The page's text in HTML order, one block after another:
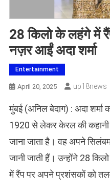
28 किलो के लहंगे में
नज़र आईं अदा शर्मा
Entertainment
April 20, 2025 Up18news
मुंबई (अनिल बेदाग) : अदा शर्मा
1920 से लेकर केरल की कहानी
जाना जाता है। वह अपने
जानी जाती हैं। उन्होंने 28
में रैंप पर अपने प्रशंसकों को